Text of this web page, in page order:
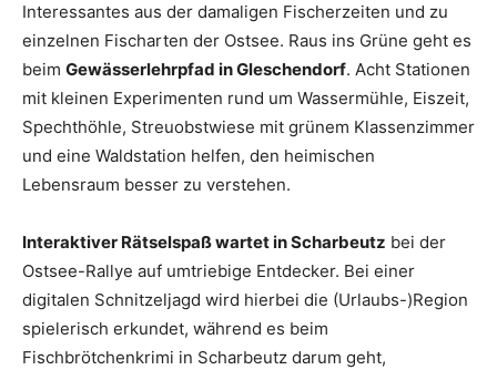
Interessantes aus der damaligen Fischerzeiten und zu
einzelnen Fischarten der Ostsee. Raus ins Grüne geht es
beim Gewässerlehrpfad in Gleschendorf. Acht Stationen
mit kleinen Experimenten rund um Wassermühle, Eiszeit,
Spechthöhle, Streuobstwiese mit grünem Klassenzimmer
und eine Waldstation helfen, den heimischen
Lebensraum besser zu verstehen.
Interaktiver Rätselspaß wartet in Scharbeutz bei der
Ostsee-Rallye auf umtriebige Entdecker. Bei einer
digitalen Schnitzeljagd wird hierbei die (Urlaubs-)Region
spielerisch erkundet, während es beim
Fischbrötchenkrimi in Scharbeutz darum geht,